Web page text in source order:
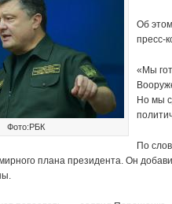
Фото:РБК
Об
пресс-
«Мы
Но мы
По
плана президента. Он